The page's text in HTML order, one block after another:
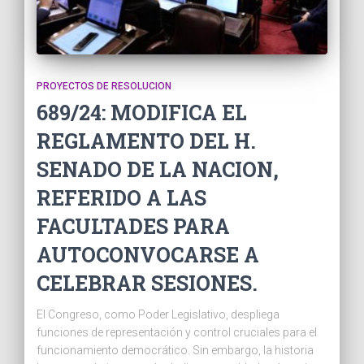
PROYECTOS DE RESOLUCION
689/24: MODIFICA EL
REGLAMENTO DEL H.
SENADO DE LA NACION,
REFERIDO A LAS
FACULTADES PARA
AUTOCONVOCARSE A
CELEBRAR SESIONES.
El Congreso, como Poder Legislativo, despliega
funciones de representación y control cruciales para el
funcionamiento democrático. Sin embargo, la historia